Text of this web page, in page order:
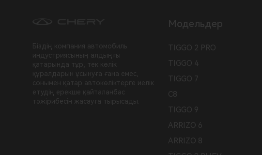
Біздің компания автомобиль
индустриясының алдыңғы
қатарында тұр, тек көлік
құралдарын ұсынуға ғана емес,
сонымен қатар автокөліктерге иелік
етудің ерекше қайталанбас
тәжірибесін жасауға тырысады.
Модельдер
TIGGO 2 PRO
TIGGO 4
TIGGO 7
C8
TIGGO 9
ARRIZO 6
ARRIZO 8